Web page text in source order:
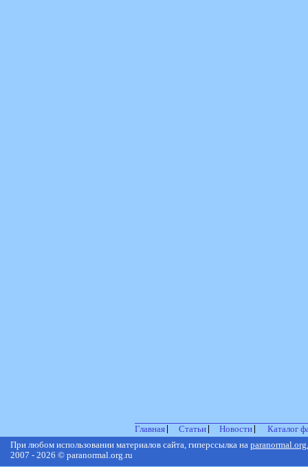
Главная Статьи Новости
Каталог
При любом использовании материалов сайта, гиперссылка на
2007 - 2026 © paranormal.org.ru